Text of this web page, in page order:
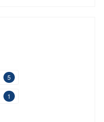
5
1